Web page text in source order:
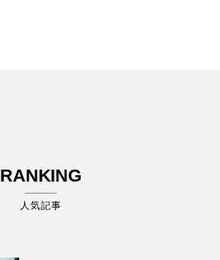
RANKING
人気記事